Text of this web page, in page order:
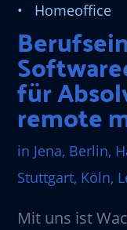
• Homeoffice
für
remote
in Jena, Berlin,
Stuttgart, Köln,
Mit uns ist